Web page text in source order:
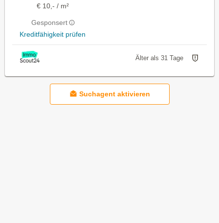
€ 10,- / m²
Gesponsert
Kreditfähigkeit prüfen
Älter als 31 Tage
Suchagent aktivieren